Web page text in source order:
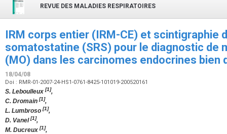
REVUE DES MALADIES RESPIRATOIRES
IRM corps entier (IRM-CE) et scintigraphie
somatostatine (SRS) pour le diagnostic de
(MO) dans les carcinomes endocrines bien
18/04/08
Doi : RMR-01-2007-24-HS1-0761-8425-101019-200520161
S. Leboulleux [1],
C. Dromain [1],
L. Lumbroso [1],
D. Vanel[1],
M. Ducreux [1],